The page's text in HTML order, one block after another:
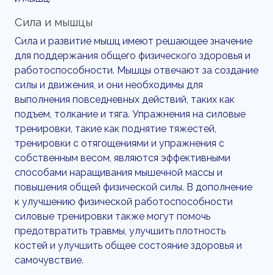
Сила и мышцы
Сила и развитие мышц имеют решающее значение
для поддержания общего физического здоровья и
работоспособности. Мышцы отвечают за создание
силы и движения, и они необходимы для
выполнения повседневных действий, таких как
подъем, толкание и тяга. Упражнения на силовые
тренировки, такие как поднятие тяжестей,
тренировки с отягощениями и упражнения с
собственным весом, являются эффективными
способами наращивания мышечной массы и
повышения общей физической силы. В дополнение
к улучшению физической работоспособности
силовые тренировки также могут помочь
предотвратить травмы, улучшить плотность
костей и улучшить общее состояние здоровья и
самочувствие.